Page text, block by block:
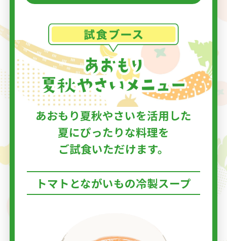
あおもり夏秋やさいを活用した
夏にぴったりな料理を
ご試食いただけます。
トマトとながいもの冷製スープ